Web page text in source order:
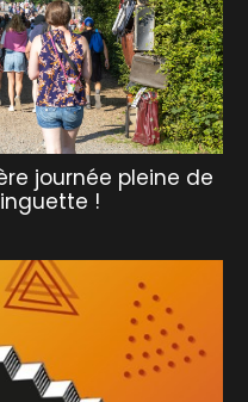
journée pleine de
!